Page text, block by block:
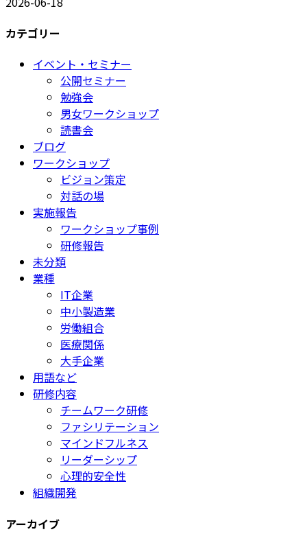
カテゴリー
イベント・セミナー
公開セミナー
勉強会
男女ワークショップ
読書会
ブログ
ワークショップ
ビジョン策定
対話の場
実施報告
ワークショップ事例
研修報告
未分類
業種
IT企業
中小製造業
労働組合
医療関係
大手企業
用語など
研修内容
チームワーク研修
ファシリテーション
マインドフルネス
リーダーシップ
心理的安全性
組織開発
アーカイブ